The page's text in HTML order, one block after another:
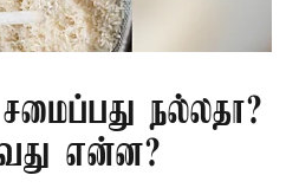
நல்லதா?
என்ன?